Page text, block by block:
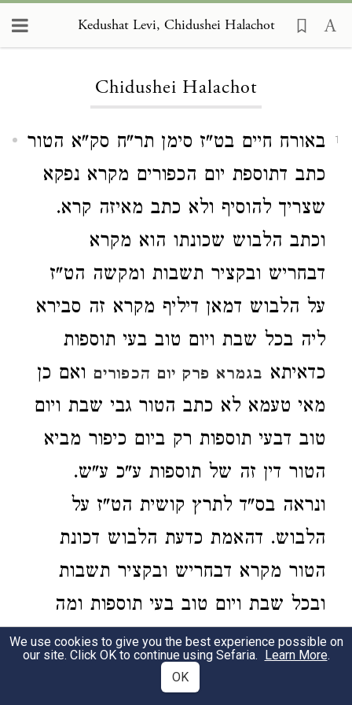
Kedushat Levi, Chidushei Halachot
Chidushei Halachot
1
באורח חיים בט"ז סימן תר"ח סק"א הטור
כתב דתוספת יום הכפורים מקרא נפקא
שצריך להוסיף ולא כתב מאיזה קרא.
וכתב הלבוש שכונתו הוא מקרא
דבחריש ובקציר תשבות ומקשה הט"ז
על הלבוש דמאן דיליף מקרא זה סבירא
ליה בכל שבת ויום טוב בעי תוספות
כדאיתא בגמרא פרק יום הכפורים ואם כן
מאי טעמא לא כתב הטור גבי שבת ויום
טוב דבעי תוספות רק ביום כיפור מביא
הטור דין זה של תוספות ע"כ ע"ש.
ונראה בס"ד לתרץ קושית הט"ז על
הלבוש. דהאמת כדעת הלבוש דכונת
הטור מקרא דבחריש ובקציר תשבות
ובכל שבת ויום טוב בעי תוספות ומה
שלא הזכיר בשבת וי"ט תוספות דכיון
שכתב ביום הכפורים דבעי תוספות לא
We use cookies to give you the best experience possible on
our site. Click OK to continue using Sefaria. Learn More.
OK